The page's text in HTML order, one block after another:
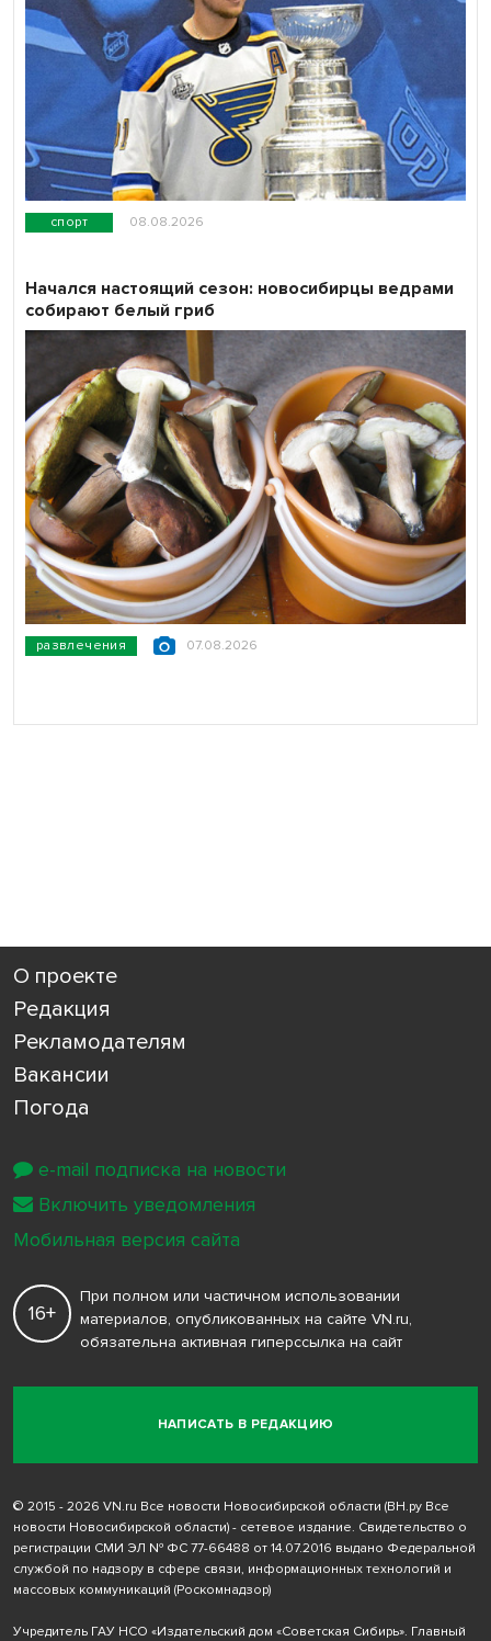
спорт 08.08.2026
развлечения 07.08.2026
Начался настоящий сезон: новосибирцы ведрами
собирают белый гриб
О проекте
Редакция
Рекламодателям
Вакансии
Погода
НАПИСАТЬ В РЕДАКЦИЮ
16+
При полном или частичном использовании
материалов, опубликованных на сайте VN.ru,
обязательна активная гиперссылка на сайт
© 2015 - 2026 VN.ru Все новости Новосибирской области (ВН.ру Все
новости Новосибирской области) - сетевое издание. Свидетельство о
регистрации СМИ ЭЛ № ФС 77-66488 от 14.07.2016 выдано Федеральной
службой по надзору в сфере связи, информационных технологий и
массовых коммуникаций (Роскомнадзор)
Учредитель ГАУ НСО «Издательский дом «Советская Сибирь». Главный
e-mail подписка на новости
Включить уведомления
Мобильная версия сайта